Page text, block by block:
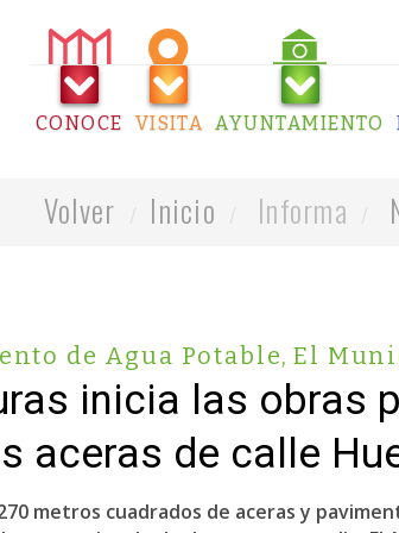
CONOCE VISITA AYUNTAMIENTO
Volver Inicio Informa
de Agua Potable, El
inicia las obras
aceras de calle
metros cuadrados de aceras y